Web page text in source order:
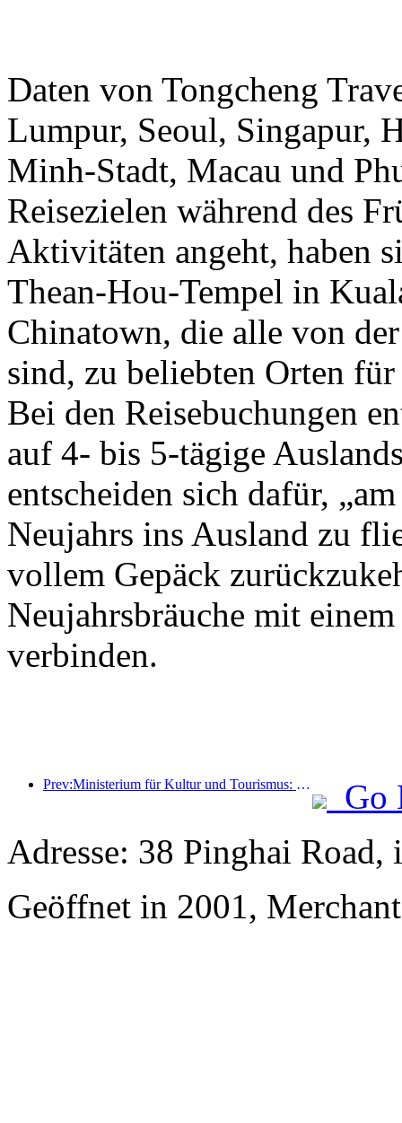
Daten von Tongcheng
Lumpur, Seoul, Singapur,
Minh-Stadt, Macau und
Reisezielen während des
Aktivitäten angeht, haben
Thean-Hou-Tempel in
Chinatown, die alle von
sind, zu beliebten Orten
Bei den Reisebuchungen
auf 4- bis 5-tägige
entscheiden sich dafür,
Neujahrs ins Ausland zu
vollem Gepäck
Neujahrsbräuche mit
verbinden.
Prev:Ministerium für Kultur und Tourismus: Start von 22 thematischen Aktivitäten in 7 großen Bereichen
Go
Adresse: 38 Pinghai Road,
Geöffnet in 2001,